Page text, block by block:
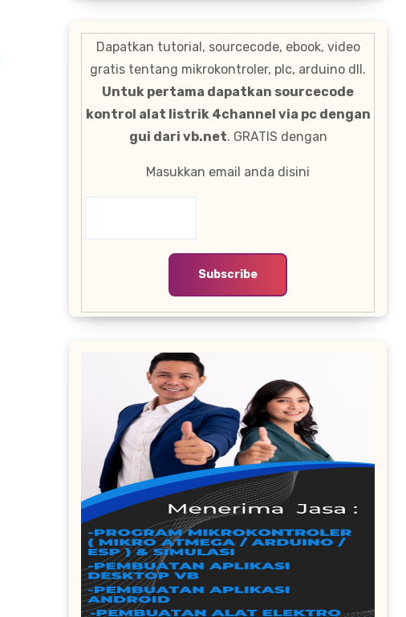
Dapatkan tutorial, sourcecode, ebook, video
gratis tentang mikrokontroler, plc, arduino dll.
Untuk pertama dapatkan sourcecode
kontrol alat listrik 4channel via pc dengan
gui dari vb.net. GRATIS dengan
Masukkan email anda disini